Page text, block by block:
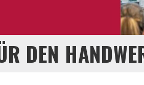
DEN